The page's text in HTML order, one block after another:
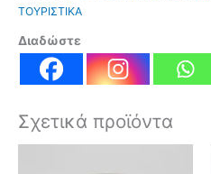
ΤΟΥΡΙΣΤΙΚΑ
Διαδώστε
Σχετικά προϊόντα